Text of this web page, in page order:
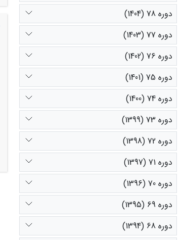
دوره 78 (1404)
دوره 77 (1403)
دوره 76 (1402)
دوره 75 (1401)
دوره 74 (1400)
دوره 73 (1399)
دوره 72 (1398)
دوره 71 (1397)
دوره 70 (1396)
دوره 69 (1395)
دوره 68 (1394)